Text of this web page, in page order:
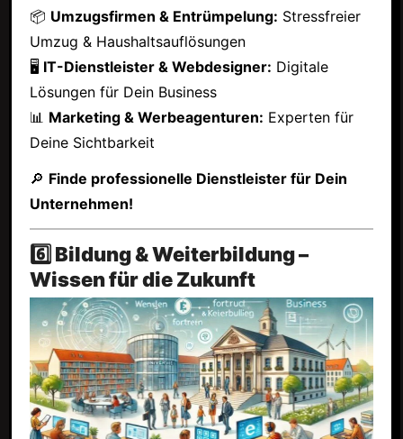
📦 Umzugsfirmen & Entrümpelung: Stressfreier
Umzug & Haushaltsauflösungen
🖥 IT-Dienstleister & Webdesigner: Digitale
Lösungen für Dein Business
📊 Marketing & Werbeagenturen: Experten für
Deine Sichtbarkeit
🔎 Finde professionelle Dienstleister für Dein
Unternehmen!
6️⃣ Bildung & Weiterbildung –
Wissen für die Zukunft